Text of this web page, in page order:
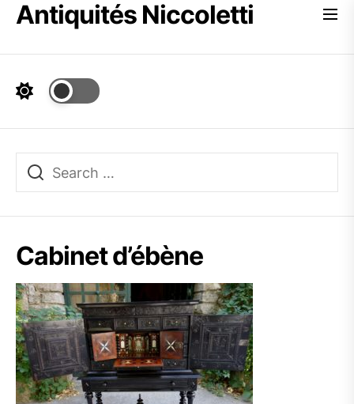
SkipAntiquités Niccoletti
Cabinet d’ébène